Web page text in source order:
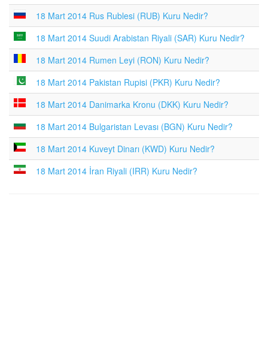
18 Mart 2014 Rus Rublesi (RUB) Kuru Nedir?
18 Mart 2014 Suudi Arabistan Riyali (SAR) Kuru Nedir?
18 Mart 2014 Rumen Leyi (RON) Kuru Nedir?
18 Mart 2014 Pakistan Rupisi (PKR) Kuru Nedir?
18 Mart 2014 Danimarka Kronu (DKK) Kuru Nedir?
18 Mart 2014 Bulgaristan Levası (BGN) Kuru Nedir?
18 Mart 2014 Kuveyt Dinarı (KWD) Kuru Nedir?
18 Mart 2014 İran Riyali (IRR) Kuru Nedir?